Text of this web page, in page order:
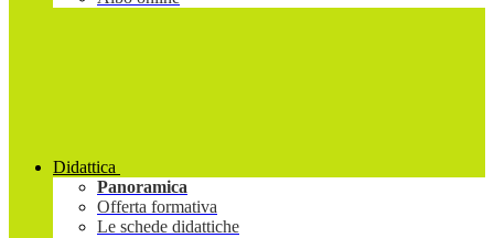
Didattica
Panoramica
Offerta formativa
Le schede didattiche